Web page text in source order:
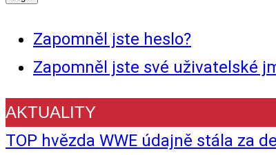
Zapomněl jste heslo?
Zapomněl jste své uživatelské
AKTUALITY
TOP hvězda WWE údajně stála za